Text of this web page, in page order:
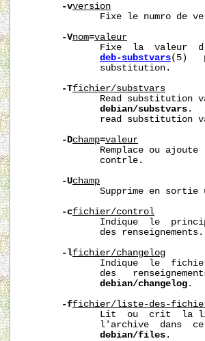
-vversion
Fixe le numro de
-Vnom=valeur
Fixe  la  valeur
deb-substvars(5)
              substitution.
-Tfichier/substvars
Read substitution
debian/substvars .
read substitution
-Dchamp=valeur
Remplace ou ajoute
              contrle.
-Uchamp
Supprime en sortie
-cfichier/control
Indique  le
des
-lfichier/changelog
Indique  le
des
debian/changelog .
-ffichier/liste-des-
Lit  ou  crit  la
l'archive  dans
debian/files .